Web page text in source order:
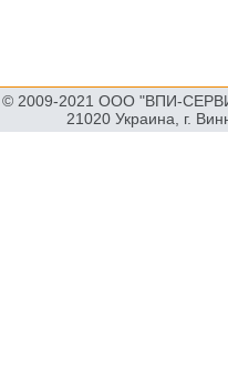
© 2009-2021 ООО "ВПИ-
21020 Украина, г.